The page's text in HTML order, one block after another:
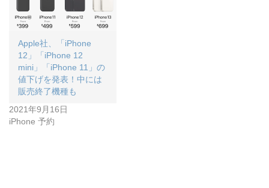
Apple社、「iPhone
12」「iPhone 12
mini」「iPhone 11」の
値下げを発表！中には
販売終了機種も
2021年9月16日
iPhone 予約